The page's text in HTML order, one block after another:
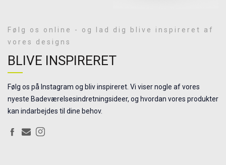
Følg os online - og lad dig blive inspireret af
vores designs
BLIVE INSPIRERET
Følg os på Instagram og bliv inspireret. Vi viser nogle af vores
nyeste Badeværelsesindretningsideer, og hvordan vores produkter
kan indarbejdes til dine behov.